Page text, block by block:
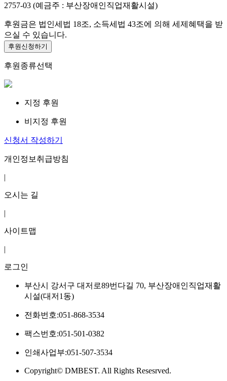
2757-03 (예금주 : 부산장애인직업재활시설)
후원금은 법인세법 18조, 소득세법 43조에 의해 세제혜택을 받
으실 수 있습니다.
후원신청하기
후원종류선택
지정 후원
비지정 후원
신청서 작성하기
개인정보취급방침
|
오시는 길
|
사이트맵
|
로그인
부산시 강서구 대저로89번다길 70, 부산장애인직업재활
시설(대저1동)
전화번호:051-868-3534
팩스번호:051-501-0382
인쇄사업부:051-507-3534
Copyright© DMBEST. All Rights Resesrved.